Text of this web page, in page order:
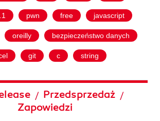
pwn free javascript
oreilly bezpieczeństwo danych
git c string
/ Przedsprzedaż /
Zapowiedzi